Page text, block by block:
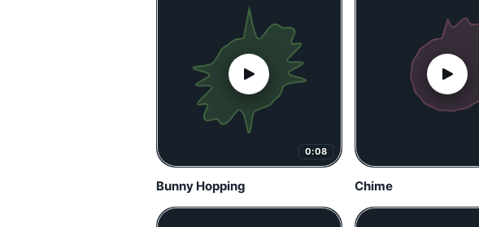
0:08
Bunny Hopping Chime